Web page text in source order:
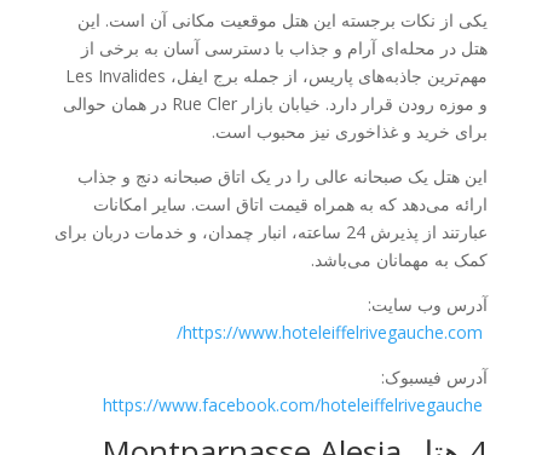
یکی از نکات برجسته این هتل موقعیت مکانی آن است. این
هتل در محله‌ای آرام و جذاب با دسترسی آسان به برخی از
مهم‌ترین جاذبه‌های پاریس، از جمله برج ایفل، Les Invalides
و موزه رودن قرار دارد. خیابان بازار Rue Cler در همان حوالی
برای خرید و غذاخوری نیز محبوب است.
این هتل یک صبحانه عالی را در یک اتاق صبحانه دنج و جذاب
ارائه می‌دهد که به همراه قیمت اتاق است. سایر امکانات
عبارتند از پذیرش 24 ساعته، انبار چمدان، و خدمات دربان برای
کمک به مهمانان می‌باشد.
آدرس وب سایت:
https://www.hoteleiffelrivegauche.com/
آدرس فیسبوک:
https://www.facebook.com/hoteleiffelrivegauche